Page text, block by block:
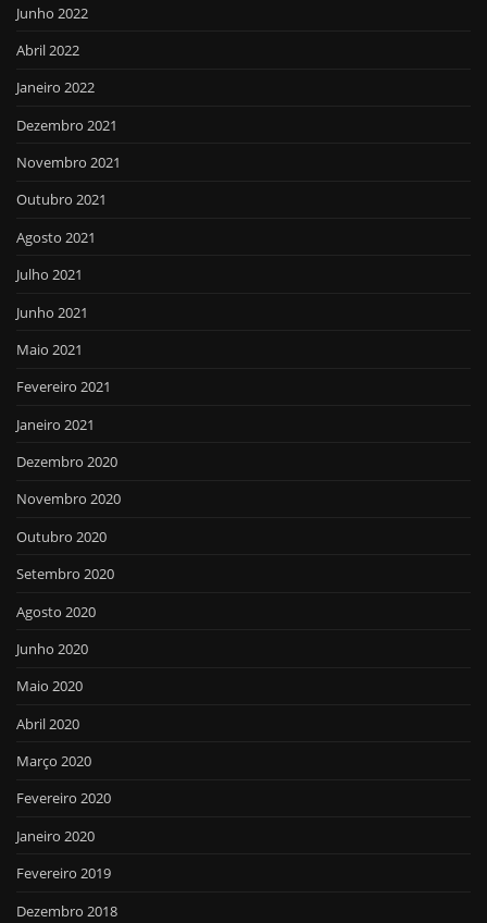
Junho 2022
Abril 2022
Janeiro 2022
Dezembro 2021
Novembro 2021
Outubro 2021
Agosto 2021
Julho 2021
Junho 2021
Maio 2021
Fevereiro 2021
Janeiro 2021
Dezembro 2020
Novembro 2020
Outubro 2020
Setembro 2020
Agosto 2020
Junho 2020
Maio 2020
Abril 2020
Março 2020
Fevereiro 2020
Janeiro 2020
Fevereiro 2019
Dezembro 2018